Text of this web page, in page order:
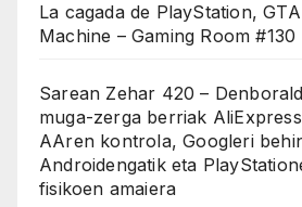
La cagada de PlayStation,
Machine – Gaming Room #130
Sarean Zehar 420 –
muga-zerga berriak
AAren kontrola, Googleri
Androidengatik eta
fisikoen amaiera